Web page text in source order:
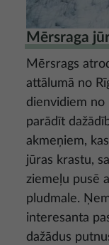
Mērsraga
Mērsrags
attālumā no
dienvidiem no
parādīt
akmeņiem,
jūras krastu,
ziemeļu pusē
pludmale.
interesanta
dažādus